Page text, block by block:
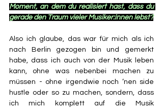
Moment, an dem du realisiert hast, dass du
gerade den Traum vieler Musiker:innen lebst?
Also ich glaube, das war für mich als ich
nach Berlin gezogen bin und gemerkt
habe, dass ich auch von der Musik leben
kann, ohne was nebenbei machen zu
müssen - ohne irgendwie noch ’nen side
hustle oder so zu machen, sondern, dass
ich mich komplett auf die Musik